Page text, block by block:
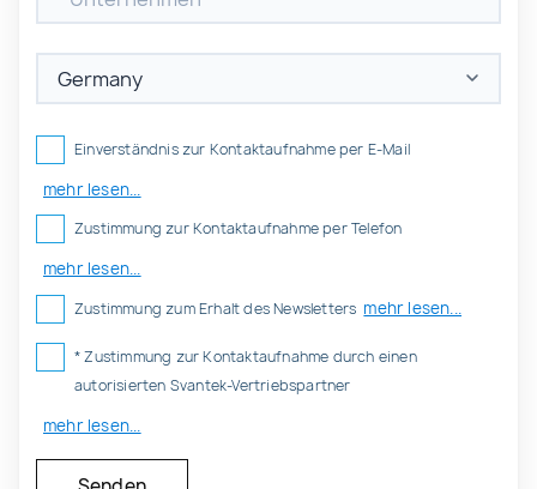
Einverständnis zur Kontaktaufnahme per E-Mail
mehr lesen...
Zustimmung zur Kontaktaufnahme per Telefon
mehr lesen...
Zustimmung zum Erhalt des Newsletters mehr lesen...
* Zustimmung zur Kontaktaufnahme durch einen
autorisierten Svantek-Vertriebspartner
mehr lesen...